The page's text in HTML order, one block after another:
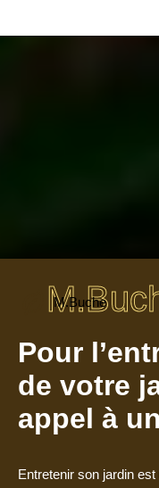
M.Buche
Pour
de votre
appel à
Entretenir son jardin